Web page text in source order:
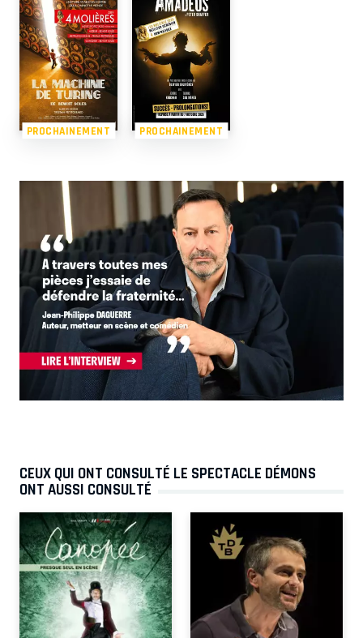
PROCHAINEMENT PROCHAINEMENT
CEUX QUI ONT CONSULTÉ LE SPECTACLE DÉMONS
ONT AUSSI CONSULTÉ